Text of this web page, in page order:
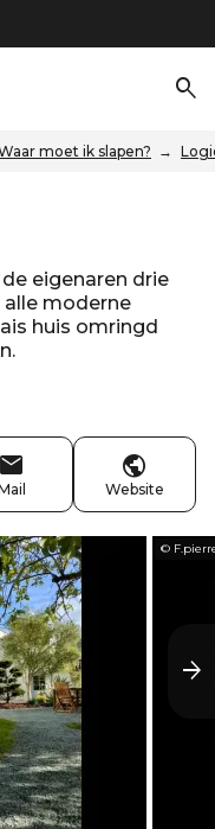
moet ik slapen?
eigenaren drie
moderne
huis omringd
Website
©